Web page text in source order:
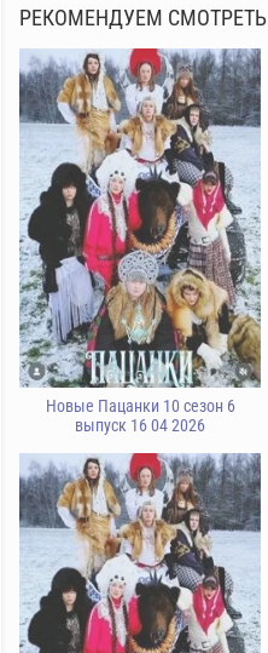
РЕКОМЕНДУЕМ СМОТРЕТЬ
Новые Пацанки 10 сезон 6
выпуск 16 04 2026